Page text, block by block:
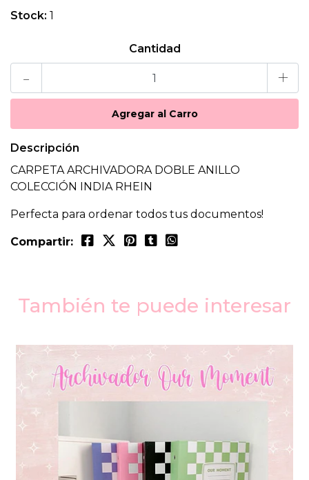
Stock: 1
Cantidad
- +
Descripción
CARPETA ARCHIVADORA DOBLE ANILLO
COLECCIÓN INDIA RHEIN
Perfecta para ordenar todos tus documentos!
Compartir:
También te puede interesar